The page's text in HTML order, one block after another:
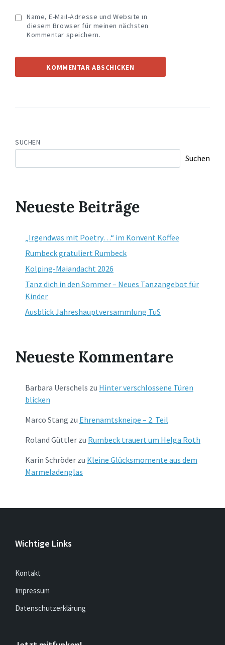
Name, E-Mail-Adresse und Website in
diesem Browser für meinen nächsten
Kommentar speichern.
SUCHEN
Suchen
Neueste Beiträge
„Irgendwas mit Poetry…“ im Konvent Koffee
Rumbeck gratuliert Rumbeck
Kolping-Maiandacht 2026
Tanz dich in den Sommer – Neues Tanzangebot für
Kinder
Ausblick Jahreshauptversammlung TuS
Neueste Kommentare
Barbara Uerschels zu Hinter verschlossene Türen
blicken
Marco Stang zu Ehrenamtskneipe – 2. Teil
Roland Güttler zu Rumbeck trauert um Helga Roth
Karin Schröder zu Kleine Glücksmomente aus dem
Marmeladenglas
Wichtige Links
Kontakt
Impressum
Datenschutzerklärung